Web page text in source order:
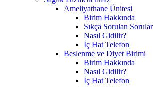
Ameliyathane Ünitesi
Birim Hakkında
Sıkça Sorulan Sorular
Nasıl Gidilir?
İç Hat Telefon
Beslenme ve Diyet Birimi
Birim Hakkında
Nasıl Gidilir?
İç Hat Telefon